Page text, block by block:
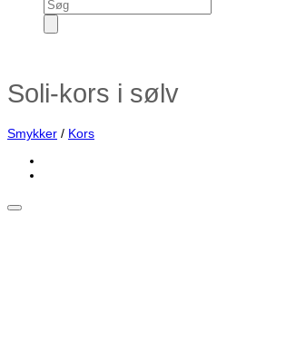
search
Soli-kors i sølv
Smykker / Kors